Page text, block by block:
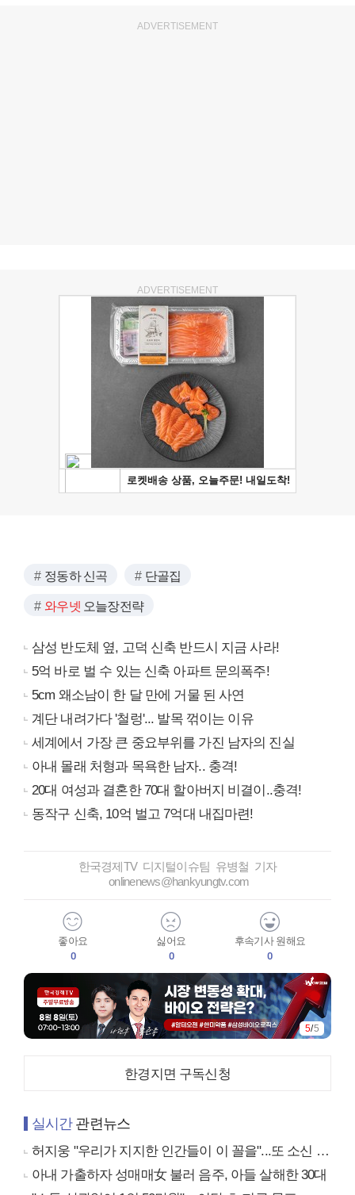
ADVERTISEMENT
ADVERTISEMENT
정동하 신곡 단골집
와우넷 오늘장전략
삼성 반도체 옆, 고덕 신축 반드시 지금 사라!
5억 바로 벌 수 있는 신축 아파트 문의폭주!
5cm 왜소남이 한 달 만에 거물 된 사연
계단 내려가다 '철렁'... 발목 꺾이는 이유
세계에서 가장 큰 중요부위를 가진 남자의 진실
아내 몰래 처형과 목욕한 남자.. 충격!
20대 여성과 결혼한 70대 할아버지 비결이..충격!
동작구 신축, 10억 벌고 7억대 내집마련!
한국경제TV 디지털이슈팀 유병철 기자
onlinenews@hankyungtv.com
좋아요
0
싫어요
0
후속기사 원해요
0
5/5
한경지면 구독신청
실시간관련뉴스
허지웅 "우리가 지지한 인간들이 이 꼴을"...또 소신 발언
아내 가출하자 성매매女 불러 음주, 아들 살해한 30대